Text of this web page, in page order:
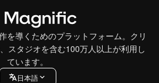
を導くためのプラットフォーム。クリ
スタジオを含む100万人以上が利用し
ています。
日本語